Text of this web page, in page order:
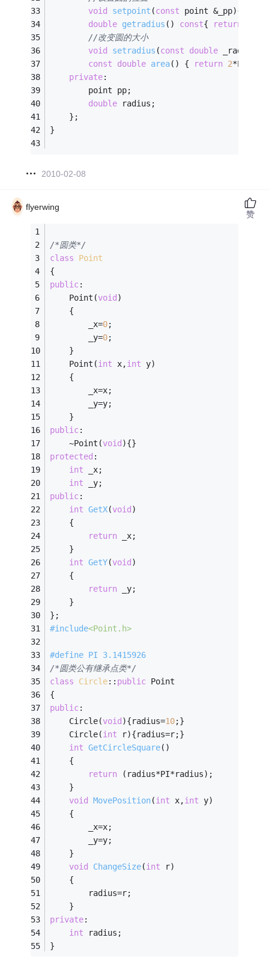
void
setpoint (const point &_pp){
double getradius () const{ return
//改变圆的大小
void
setradius (const double _radius)
const
double area() { return 2
private:
		point pp;
double radius;
	};
}
2010-02-08
flyerwing
/*圆类*/
class
Point
{
public:
	Point(
void)
	{
		_x=
0;
		_y=
0;
	}
	Point(
int x,int y)
	{
		_x=x;
		_y=y;
	}
public:
	~Point(
void){}
protected :
int _x;
int _y;
public:
int GetX(void)
	{
return _x;
	}
int GetY(void)
	{
return _y;
	}
};
#include<Point.h>
#define PI 3.1415926
/*圆类公有继承点类*/
class
Circle: : public Point
{
public:
	Circle(
void){radius=10;}
	Circle(
int r){radius=r;}
int GetCircleSquare()
	{
return (radius*PI*radius);
	}
void MovePosition(int x,int y)
	{
		_x=x;
		_y=y;
	}
void
ChangeSize(int r)
	{
		radius=r;
	}
private:
int radius;
}
赞